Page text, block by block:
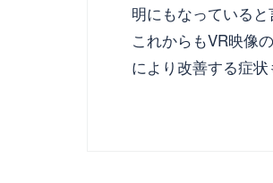
明にもなっていると
これからもVR映像
により改善する症状